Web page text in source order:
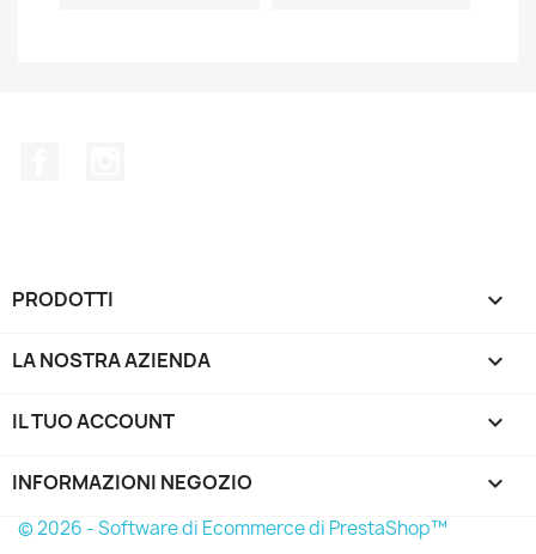
PRODOTTI 
LA NOSTRA AZIENDA 
IL TUO ACCOUNT 
INFORMAZIONI NEGOZIO keyboard_arrow_down
© 2026 - Software di Ecommerce di PrestaShop™